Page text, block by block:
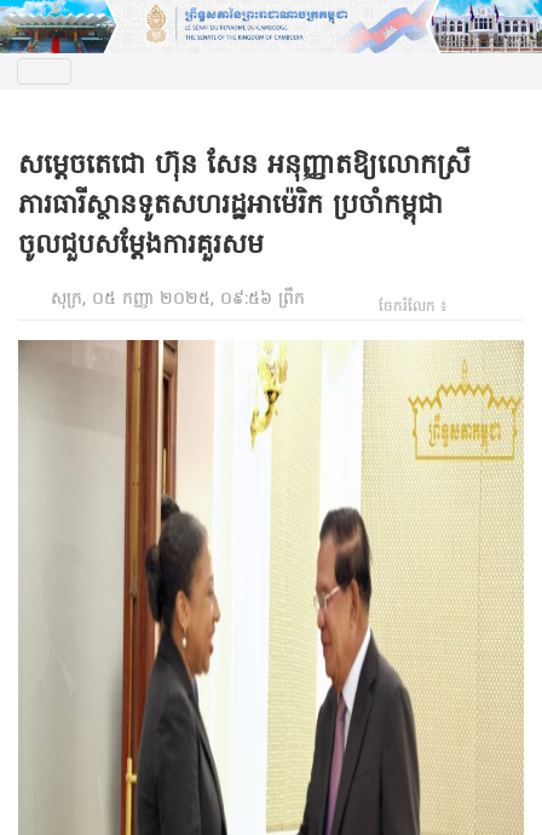
សម្តេចតេជោ ហ៊ុន សែន អនុញ្ញាតឱ្យលោកស្រី
ភារធារីស្ថានទូតសហរដ្ឋអាម៉េរិក ប្រចាំកម្ពុជា
ចូលជួបសម្តែងការគួរសម
សុក្រ, ០៥ កញ្ញា ២០២៥, ០៩:៥៦ ព្រឹក ចែករំលែក ៖